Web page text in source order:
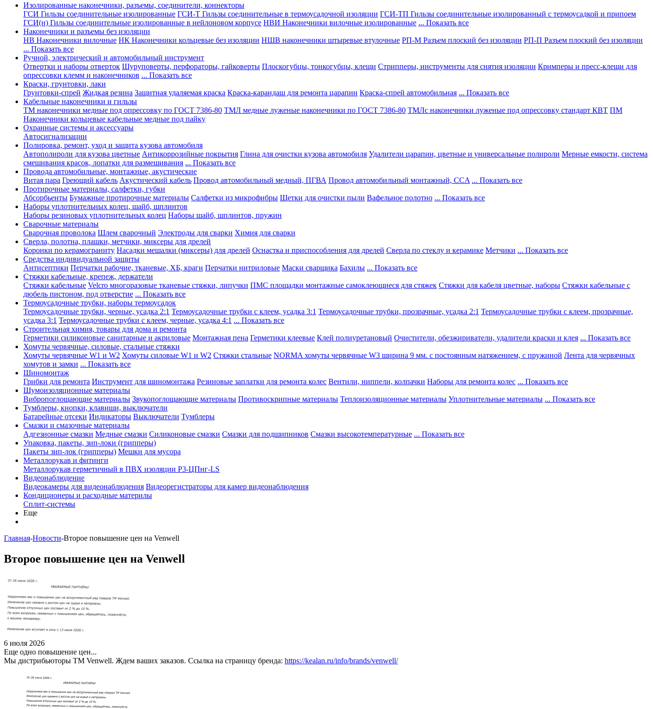
Изолированные наконечники, разъемы, соединители, коннекторы
ГСИ Гильзы соединительные изолированные ГСИ-Т Гильзы соединительные в термоусадочной изоляции ГСИ-ТП Гильзы соединительные изолированный с термоусадкой и припоем
ГСИ(н) Гильзы соединительные изолированные в нейлоновом корпусе НВИ Наконечники вилочные изолированные ... Показать все
Наконечники и разъемы без изоляции
НВ Наконечники вилочные НК Наконечники кольцевые без изоляции НШВ наконечники штыревые втулочные РП-М Разъем плоский без изоляции РП-П Разъем плоский без изоляции
... Показать все
Ручной, электрический и автомобильный инструмент
Отвертки и наборы отверток Шуруповерты, перфораторы, гайковерты Плоскогубцы, тонкогубцы, клещи Стрипперы, инструменты для снятия изоляции Кримперы и пресс-клещи для
опрессовки клемм и наконечников ... Показать все
Краски, грунтовки, лаки
Грунтовки-спрей Жидкая резина Защитная удаляемая краска Краска-карандаш для ремонта царапин Краска-спрей автомобильная ... Показать все
Кабельные наконечники и гильзы
ТМ наконечники медные под опрессовку по ГОСТ 7386-80 ТМЛ медные луженые наконечники по ГОСТ 7386-80 ТМЛс наконечники луженые под опрессовку стандарт КВТ ПМ
Наконечники кольцевые кабельные медные под пайку
Охранные системы и аксессуары
Автосигнализации
Полировка, ремонт, уход и защита кузова автомобиля
Автополироли для кузова цветные Антикоррозийные покрытия Глина для очистки кузова автомобиля Удалители царапин, цветные и универсальные полироли Мерные емкости, система
смешивания красок, лопатки для размешивания ... Показать все
Провода автомобильные, монтажные, акустические
Витая пара Греющий кабель Акустический кабель Провод автомобильный медный, ПГВА Провод автомобильный монтажный, CCA ... Показать все
Протирочные материалы, салфетки, губки
Абсорбьенты Бумажные протирочные материалы Салфетки из микрофибры Щетки для очистки пыли Вафельное полотно ... Показать все
Наборы уплотнительных колец, шайб, шплинтов
Наборы резиновых уплотнительных колец Наборы шайб, шплинтов, пружин
Сварочные материалы
Сварочная проволока Шлем сварочный Электроды для сварки Химия для сварки
Сверла, полотна, плашки, метчики, миксеры для дрелей
Коронки по керамограниту Насадки мешалки (миксеры) для дрелей Оснастка и приспособления для дрелей Сверла по стеклу и керамике Метчики ... Показать все
Средства индивидуальной защиты
Антисептики Перчатки рабочие, тканевые, ХБ, краги Перчатки нитриловые Маски сварщика Бахилы ... Показать все
Стяжки кабельные, крепеж, держатели
Стяжки кабельные Velcro многоразовые тканевые стяжки, липучки ПМС площадки монтажные самоклеющиеся для стяжек Стяжки для кабеля цветные, наборы Стяжки кабельные с
дюбель пистоном, под отверстие ... Показать все
Термоусадочные трубки, наборы термоусадок
Термоусадочные трубки, черные, усадка 2:1 Термоусадочные трубки с клеем, усадка 3:1 Термоусадочные трубки, прозрачные, усадка 2:1 Термоусадочные трубки с клеем, прозрачные,
усадка 3:1 Термоусадочные трубки с клеем, черные, усадка 4:1 ... Показать все
Строительная химия, товары для дома и ремонта
Герметики силиконовые санитарные и акриловые Монтажная пена Герметики клеевые Клей полиуретановый Очистители, обезжириватели, удалители краски и клея ... Показать все
Хомуты червячные, силовые, стальные стяжки
Хомуты червячные W1 и W2 Хомуты силовые W1 и W2 Стяжки стальные NORMA хомуты червячные W3 ширина 9 мм. с постоянным натяжением, с пружиной Лента для червячных
хомутов и замки ... Показать все
Шиномонтаж
Грибки для ремонта Инструмент для шиномонтажа Резиновые заплатки для ремонта колес Вентили, ниппели, колпачки Наборы для ремонта колес ... Показать все
Шумоизоляционные материалы
Вибропоглощающие материалы Звукопоглощающие материалы Противоскрипные материалы Теплоизоляционные материалы Уплотнительные материалы ... Показать все
Тумблеры, кнопки, клавиши, выключатели
Батарейные отсеки Индикаторы Выключатели Тумблеры
Смазки и смазочные материалы
Адгезионные смазки Медные смазки Силиконовые смазки Смазки для подшипников Смазки высокотемпературные ... Показать все
Упаковка, пакеты, зип-локи (грипперы)
Пакеты зип-лок (грипперы) Мешки для мусора
Металлорукав и фитинги
Металлорукав герметичный в ПВХ изоляции Р3-ЦПнг-LS
Видеонаблюдение
Видеокамеры для видеонаблюдения Видеорегистраторы для камер видеонаблюдения
Кондиционеры и расходные материлы
Сплит-системы
Еще
Главная-Новости-Второе повышение цен на Venwell
Второе повышение цен на Venwell
6 июля 2026
Еще одно повышение цен...
Мы дистрибьюторы ТМ Venwell. Ждем ваших заказов. Ссылка на страницу бренда: https://kealan.ru/info/brands/venwell/